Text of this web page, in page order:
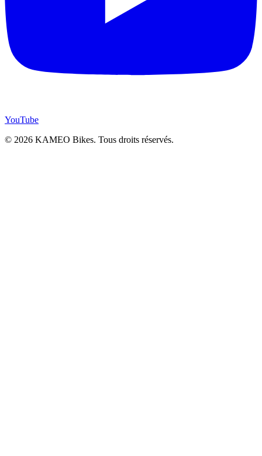
YouTube
© 2026 KAMEO Bikes. Tous droits réservés.